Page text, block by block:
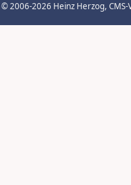
© 2006-2026 Heinz Herzog,